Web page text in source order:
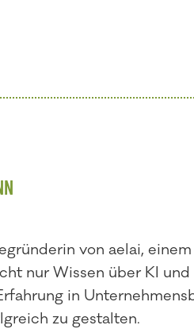
von aelai,
nur Wissen über KI
in
zu gestalten.